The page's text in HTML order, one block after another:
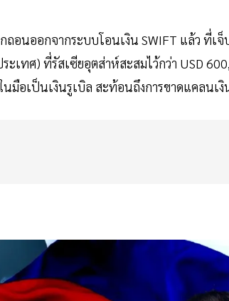
อนออกจากระบบโอนเงิน SWIFT แล้ว ที่เจ็
ะเทศ) ที่รัสเซียอุตส่าห์สะสมไว้กว่า USD
มือเป็นเงินรูเบิล สะท้อนถึงการขาดแคลนเ